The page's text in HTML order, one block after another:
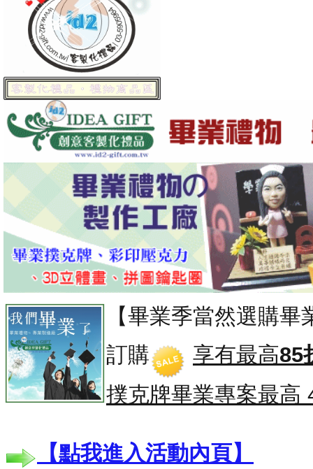
【畢業季當然選購
訂購
享有最高85
撲克牌畢業專案最高
【點我進入活動內頁】